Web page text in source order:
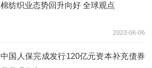
棉纺织业态势回升向好 全球观点
2023-06-06
中国人保完成发行120亿元资本补充债券